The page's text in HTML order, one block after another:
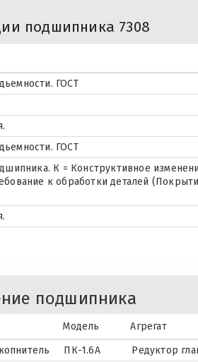
подшипника 7308
ГОСТ
ГОСТ
К = Конструктивное
к обработки деталей
подшипника
Модель
Агрегат
ПК-1.6А
Редуктор